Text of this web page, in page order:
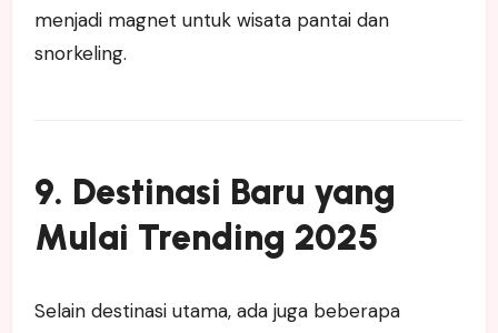
menjadi magnet untuk wisata pantai dan
snorkeling.
9. Destinasi Baru yang
Mulai Trending 2025
Selain destinasi utama, ada juga beberapa